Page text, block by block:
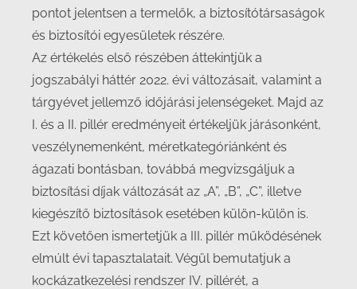
pontot jelentsen a termelők, a biztosítótársaságok
és biztosítói egyesületek részére.
Az értékelés első részében áttekintjük a
jogszabályi háttér 2022. évi változásait, valamint a
tárgyévet jellemző időjárási jelenségeket. Majd az
I. és a II. pillér eredményeit értékeljük járásonként,
veszélynemenként, méretkategóriánként és
ágazati bontásban, továbbá megvizsgáljuk a
biztosítási díjak változását az „A”, „B”, „C”, illetve
kiegészítő biztosítások esetében külön-külön is.
Ezt követően ismertetjük a III. pillér működésének
elmúlt évi tapasztalatait. Végül bemutatjuk a
kockázatkezelési rendszer IV. pillérét, a